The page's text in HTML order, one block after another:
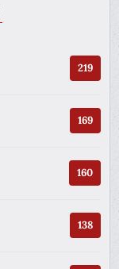
219
169
160
138